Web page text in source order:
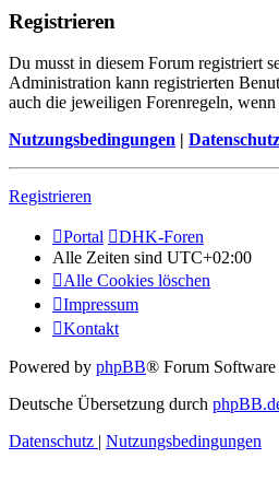
Registrieren
Du musst in diesem Forum registriert
Administration kann registrierten
auch die jeweiligen Forenregeln,
Nutzungsbedingungen |
Registrieren
Portal
DHK-Foren
Alle Zeiten sind UTC+02:00
Alle Cookies löschen
Impressum
Kontakt
Powered by phpBB® Forum
Deutsche Übersetzung durch
Datenschutz | Nutzungsbedingungen